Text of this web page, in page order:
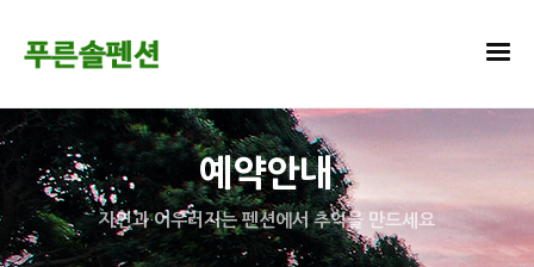
예약안내
자연과 어우러지는 펜션에서 추억을 만드세요